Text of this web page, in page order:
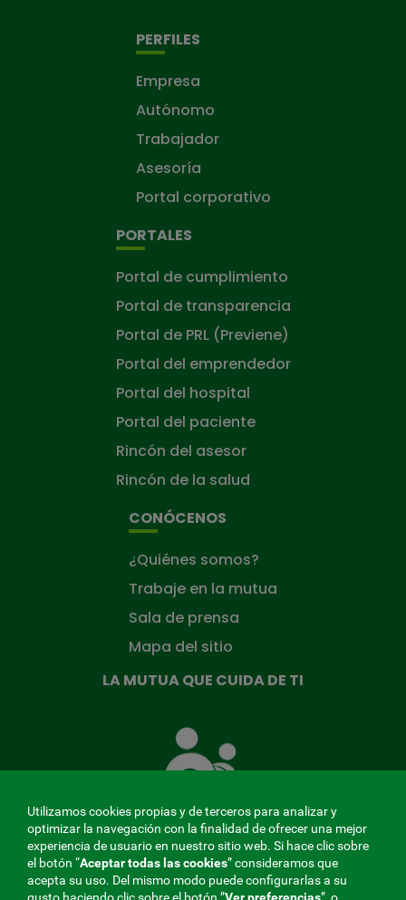
PERFILES
Empresa
Autónomo
Trabajador
Asesoría
Portal corporativo
PORTALES
Portal de cumplimiento
Portal de transparencia
Portal de PRL (Previene)
Portal del emprendedor
Portal del hospital
Portal del paciente
Rincón del asesor
Rincón de la salud
CONÓCENOS
¿Quiénes somos?
Trabaje en la mutua
Sala de prensa
Mapa del sitio
LA MUTUA QUE CUIDA DE TI
Mutua
que
ti
MENÚ
Utilizamos cookies propias y de terceros para analizar y
optimizar la navegación con la finalidad de ofrecer una mejor
experiencia de usuario en nuestro sitio web. Si hace clic sobre
el botón “Aceptar todas las cookies” consideramos que
acepta su uso. Del mismo modo puede configurarlas a su